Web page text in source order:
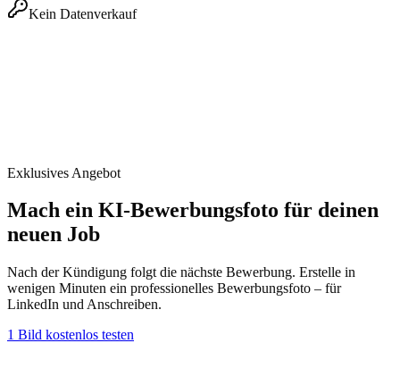
Kein Datenverkauf
Exklusives Angebot
Mach ein KI-Bewerbungsfoto für deinen
neuen Job
Nach der Kündigung folgt die nächste Bewerbung. Erstelle in
wenigen Minuten ein professionelles Bewerbungsfoto – für
LinkedIn und Anschreiben.
1 Bild kostenlos testen